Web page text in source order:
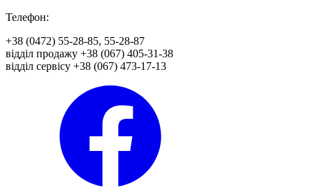
Телефон:
+38 (0472) 55-28-85, 55-28-87
відділ продажу +38 (067) 405-31-38
відділ сервісу +38 (067) 473-17-13